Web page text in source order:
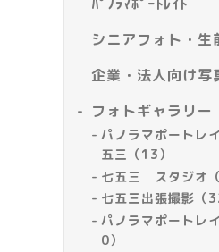
シニアフォト・生
企業・法人向け写
フォトギャラリー
パノラマポートレ
五三（13）
七五三 スタジオ
七五三出張撮影（
パノラマポートレ
0）